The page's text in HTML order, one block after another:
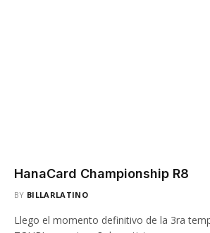
HanaCard Championship R8
BY BILLARLATINO
Llego el momento definitivo de la 3ra